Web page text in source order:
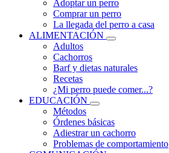
Adoptar un perro
Comprar un perro
La llegada del perro a casa
ALIMENTACIÓN
Adultos
Cachorros
Barf y dietas naturales
Recetas
¿Mi perro puede comer...?
EDUCACIÓN
Métodos
Órdenes básicas
Adiestrar un cachorro
Problemas de comportamiento